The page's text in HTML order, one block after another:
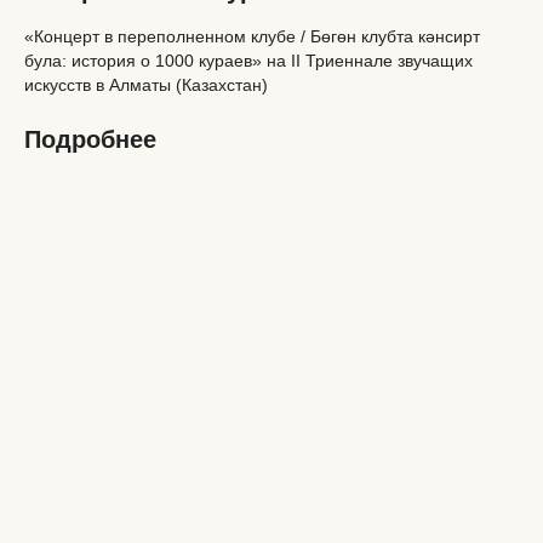
«Концерт в переполненном клубе / Бөгөн клубта кәнсирт
була: история о 1000 кураев» на II Триеннале звучащих
искусств в Алматы (Казахстан)
Подробнее